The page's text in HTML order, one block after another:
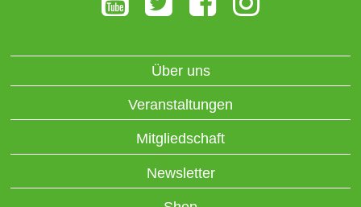
Über uns
Veranstaltungen
Mitgliedschaft
Newsletter